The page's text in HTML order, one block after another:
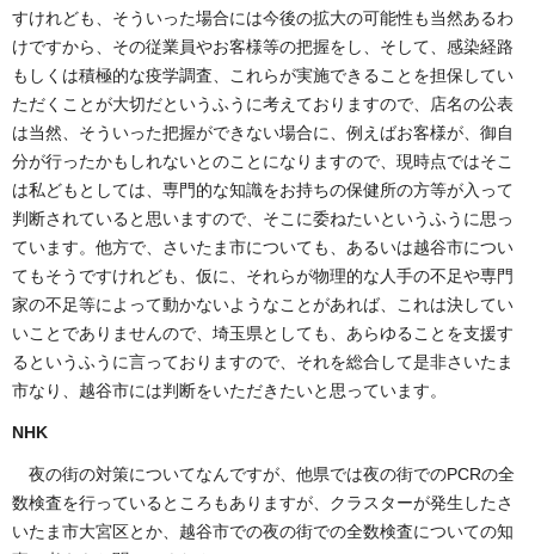
すけれども、そういった場合には今後の拡大の可能性も当然あるわ
けですから、その従業員やお客様等の把握をし、そして、感染経路
もしくは積極的な疫学調査、これらが実施できることを担保してい
ただくことが大切だというふうに考えておりますので、店名の公表
は当然、そういった把握ができない場合に、例えばお客様が、御自
分が行ったかもしれないとのことになりますので、現時点ではそこ
は私どもとしては、専門的な知識をお持ちの保健所の方等が入って
判断されていると思いますので、そこに委ねたいというふうに思っ
ています。他方で、さいたま市についても、あるいは越谷市につい
てもそうですけれども、仮に、それらが物理的な人手の不足や専門
家の不足等によって動かないようなことがあれば、これは決してい
いことでありませんので、埼玉県としても、あらゆることを支援す
るというふうに言っておりますので、それを総合して是非さいたま
市なり、越谷市には判断をいただきたいと思っています。
NHK
夜の街の対策についてなんですが、他県では夜の街でのPCRの全
数検査を行っているところもありますが、クラスターが発生したさ
いたま市大宮区とか、越谷市での夜の街での全数検査についての知